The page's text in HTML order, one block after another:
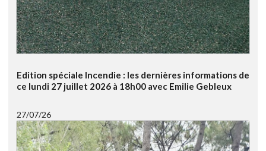
Edition spéciale Incendie : les dernières informations de
ce lundi 27 juillet 2026 à 18h00 avec Emilie Gebleux
27/07/26